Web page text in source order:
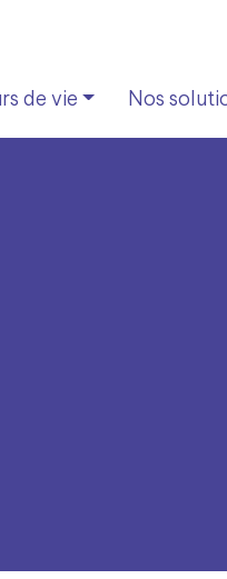
de vie Nos